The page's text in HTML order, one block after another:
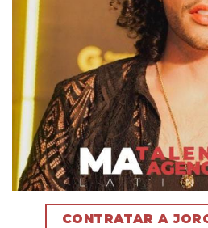
CONTRATAR A